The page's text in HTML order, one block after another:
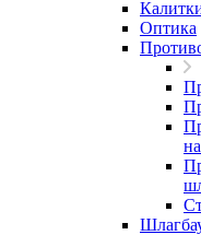
Оптика